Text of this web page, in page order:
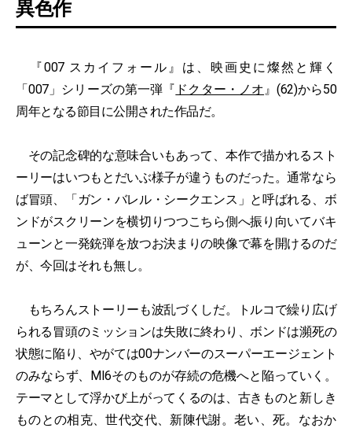
異色作
『007 スカイフォール』は、映画史に燦然と輝く
「007」シリーズの第一弾『 ドクター・ノオ』(62)から50
周年となる節目に公開された作品だ。
その記念碑的な意味合いもあって、本作で描かれるスト
ーリーはいつもとだいぶ様子が違うものだった。通常なら
ば冒頭、「ガン・バレル・シークエンス」と呼ばれる、ボ
ンドがスクリーンを横切りつつこちら側へ振り向いてバキ
ューンと一発銃弾を放つお決まりの映像で幕を開けるのだ
が、今回はそれも無し。
もちろんストーリーも波乱づくしだ。トルコで繰り広げ
られる冒頭のミッションは失敗に終わり、ボンドは瀕死の
状態に陥り、やがては00ナンバーのスーパーエージェント
のみならず、MI6そのものが存続の危機へと陥っていく。
テーマとして浮かび上がってくるのは、古きものと新しき
ものとの相克、世代交代、新陳代謝。老い、死。なおか